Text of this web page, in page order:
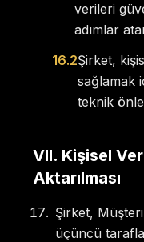
verileri
adımlar
16.2Şirket,
sağlamak
teknik
VII. Kişisel
Aktarılması
Şirket,
üçüncü